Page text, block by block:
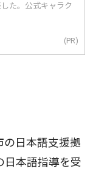
た。公式キャラク
(PR)
日本語支援拠
日本語指導を受